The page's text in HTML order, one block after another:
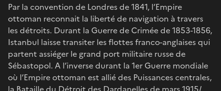
Par la convention de Londres de 1841, l’Empire
ottoman reconnait la liberté de navigation à travers
les détroits. Durant la Guerre de Crimée de 1853-1856,
Istanbul laisse transiter les flottes franco-anglaises qui
partent assiéger le grand port militaire russe de
Sébastopol. A l’inverse durant la 1er Guerre mondiale
où l’Empire ottoman est allié des Puissances centrales,